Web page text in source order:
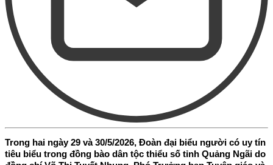
Trong hai ngày 29 và 30/5/2026, Đoàn đại biểu người có uy tín
tiêu biểu trong đồng bào dân tộc thiểu số tỉnh Quảng Ngãi do